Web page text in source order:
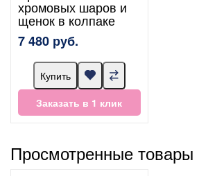
хромовых шаров и
щенок в колпаке
7 480 руб.
Купить
Заказать в 1 клик
Просмотренные товары